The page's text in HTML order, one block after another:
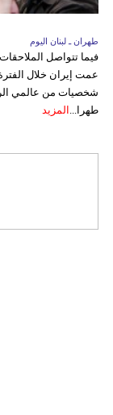
طهران ـ لبنان اليوم
فيما تتواصل
عمت إيران خلال
شخصيات من عالمي
طهرا... المزيد